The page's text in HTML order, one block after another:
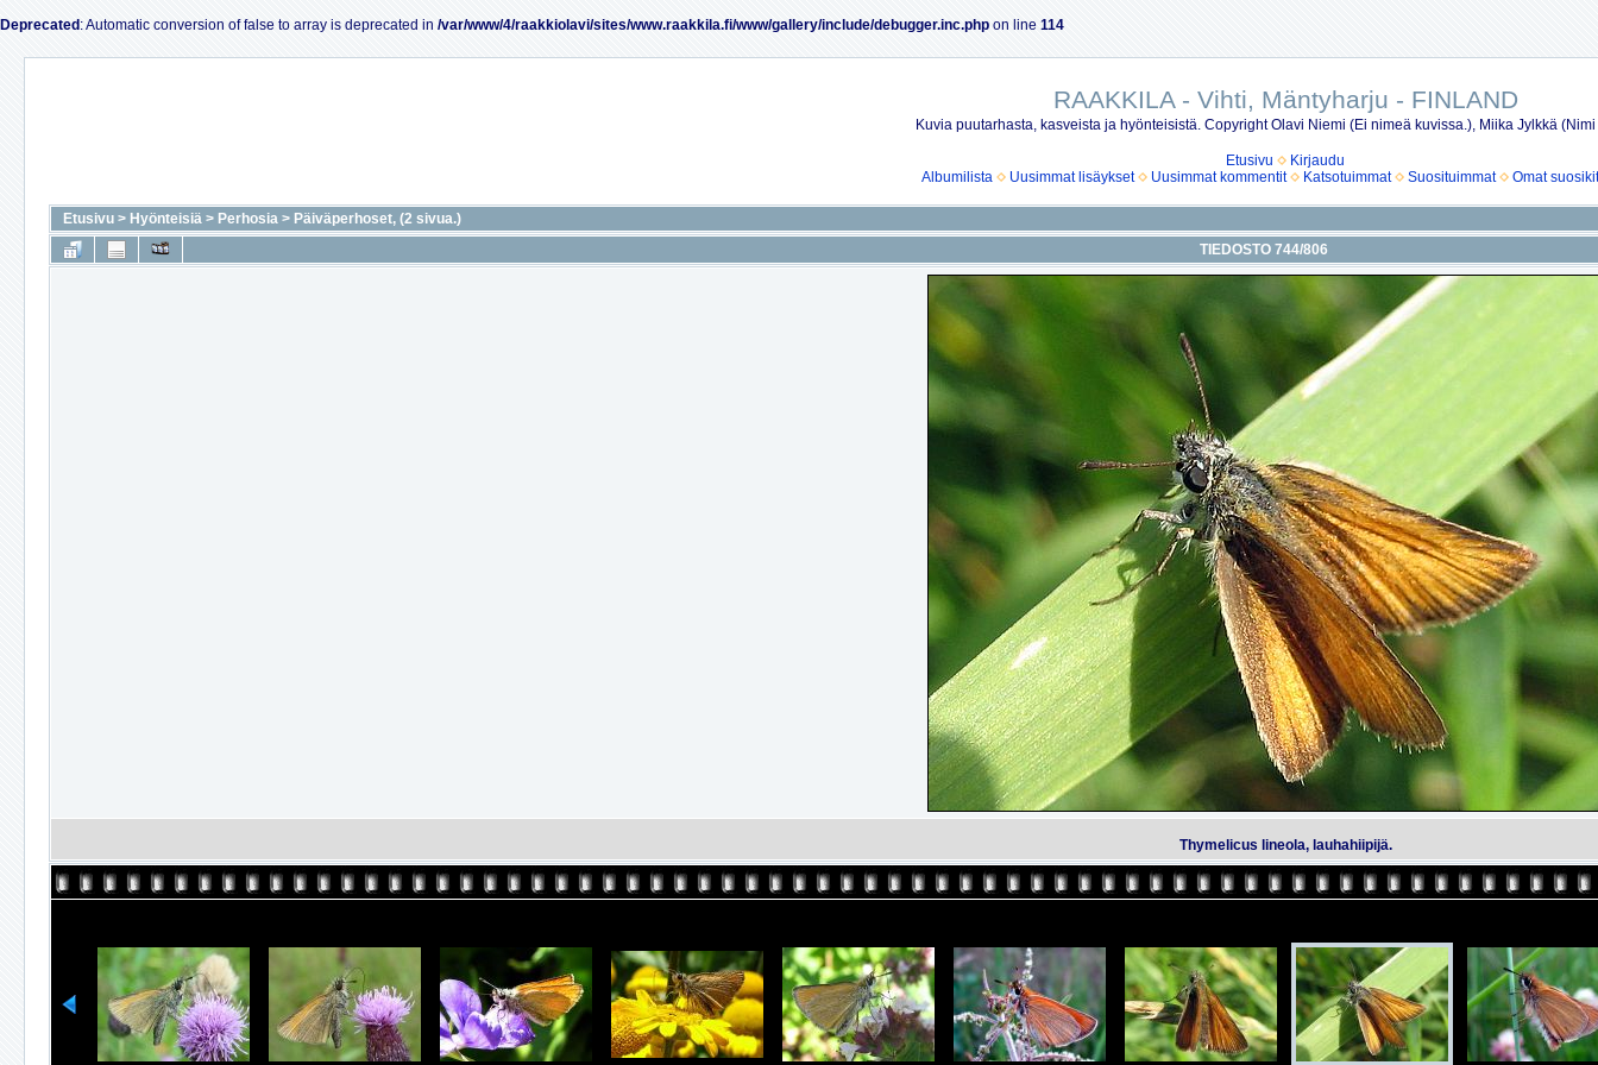
Deprecated : Automatic conversion of false to array is deprecated in /var/www/4/raakkiolavi/sites/www.raakkila.fi/www/gallery/include/debugger.inc.php on line 114
RAAKKILA - Vihti, Mäntyharju - FINLAND
Kuvia puutarhasta, kasveista ja hyönteisistä. Copyright Olavi Niemi (Ei nimeä kuvissa.), Miika Jylkkä
Etusivu
Kirjaudu
Albumilista
Uusimmat lisäykset Uusimmat kommentit Katsotuimmat Suosituimmat Omat suosikit
Etusivu > Hyönteisiä > Perhosia > Päiväperhoset, (2 sivua.)
TIEDOSTO 744/806
Thymelicus lineola, lauhahiipijä.